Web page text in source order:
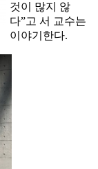
것이 많지 않
다”고 서 교수는
이야기한다.